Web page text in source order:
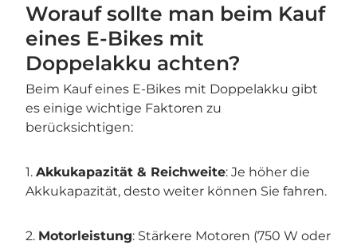
Worauf sollte man beim Kauf
eines E-Bikes mit
Doppelakku achten?
Beim Kauf eines E-Bikes mit Doppelakku gibt
es einige wichtige Faktoren zu
berücksichtigen:
1. Akkukapazität & Reichweite: Je höher die
Akkukapazität, desto weiter können Sie fahren.
2. Motorleistung: Stärkere Motoren (750 W oder